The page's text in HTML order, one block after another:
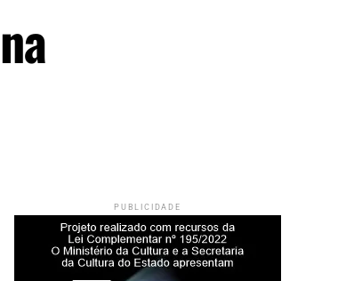
PUBLICIDADE